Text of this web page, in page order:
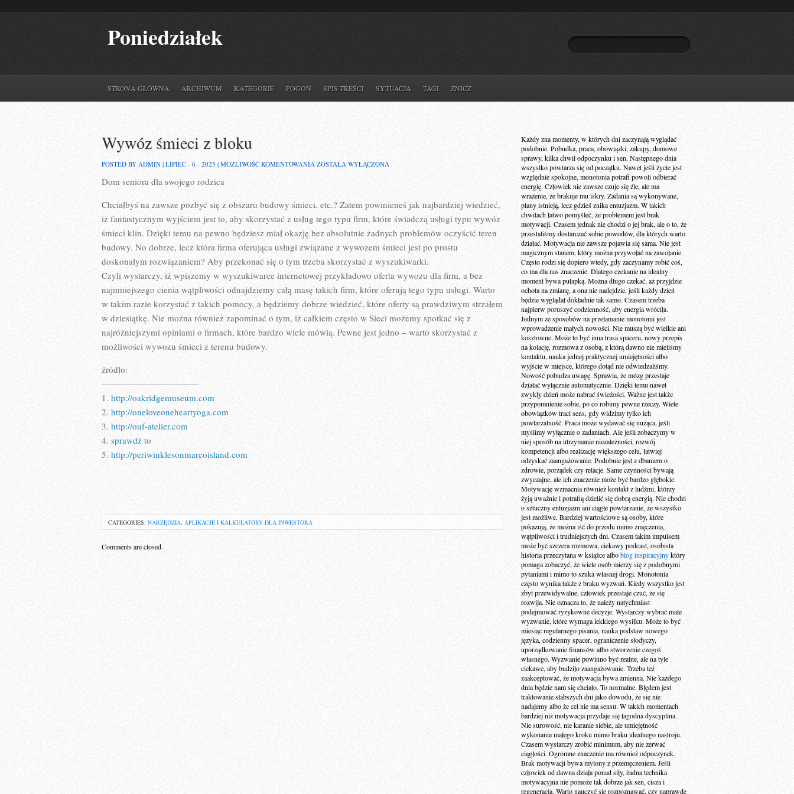
Poniedziałek
STRONA GŁÓWNA ARCHIWUM KATEGORIE POGOŃ SPIS TREŚCI SYTUACJA TAGI ZNICZ
Wywóz śmieci z bloku
POSTED BY ADMIN | LIPIEC - 6 - 2025 | MOŻLIWOŚĆ KOMENTOWANIA WYWÓZ
ZOSTAŁA WYŁĄCZONA
Dom seniora dla swojego rodzica
Chciałbyś na zawsze pozbyć się z obszaru budowy śmieci, etc.? Zatem powinieneś jak najbardziej wiedzieć,
iż fantastycznym wyjściem jest to, aby skorzystać z usług tego typu firm, które świadczą usługi typu wywóz
śmieci klin. Dzięki temu na pewno będziesz miał okazję bez absolutnie żadnych problemów oczyścić teren
budowy. No dobrze, lecz która firma oferująca usługi związane z wywozem śmieci jest po prostu
doskonałym rozwiązaniem? Aby przekonać się o tym trzeba skorzystać z wyszukiwarki.
Czyli wystarczy, iż wpiszemy w wyszukiwarce internetowej przykładowo oferta wywozu dla firm, a bez
najmniejszego cienia wątpliwości odnajdziemy całą masę takich firm, które oferują tego typu usługi. Warto
w takim razie korzystać z takich pomocy, a będziemy dobrze wiedzieć, które oferty są prawdziwym strzałem
w dziesiątkę. Nie można również zapominać o tym, iż całkiem często w Sieci możemy spotkać się z
najróżniejszymi opiniami o firmach, które bardzo wiele mówią. Pewne jest jedno – warto skorzystać z
możliwości wywozu śmieci z terenu budowy.
źródło:
———————————
1. http://oakridgemuseum.com
2. http://oneloveoneheartyoga.com
3. http://ouf-atelier.com
4. sprawdź to
5. http://periwinklesonmarcoisland.com
CATEGORIES: NARZĘDZIA, APLIKACJE I KALKULATORY DLA INWESTORA
Comments are closed.
Każdy zna momenty, w których dni zaczynają wyglądać
podobnie. Pobudka, praca, obowiązki, zakupy, domowe
sprawy, kilka chwil odpoczynku i sen. Następnego dnia
wszystko powtarza się od początku. Nawet jeśli życie jest
względnie spokojne, monotonia potrafi powoli odbierać
energię. Człowiek nie zawsze czuje się źle, ale ma
wrażenie, że brakuje mu iskry. Zadania są wykonywane,
plany istnieją, lecz gdzieś znika entuzjazm. W takich
chwilach łatwo pomyśleć, że problemem jest brak
motywacji. Czasem jednak nie chodzi o jej brak, ale o to, że
przestaliśmy dostarczać sobie powodów, dla których warto
działać. Motywacja nie zawsze pojawia się sama. Nie jest
magicznym stanem, który można przywołać na zawołanie.
Często rodzi się dopiero wtedy, gdy zaczynamy robić coś,
co ma dla nas znaczenie. Dlatego czekanie na idealny
moment bywa pułapką. Można długo czekać, aż przyjdzie
ochota na zmianę, a ona nie nadejdzie, jeśli każdy dzień
będzie wyglądał dokładnie tak samo. Czasem trzeba
najpierw poruszyć codzienność, aby energia wróciła.
Jednym ze sposobów na przełamanie monotonii jest
wprowadzenie małych nowości. Nie muszą być wielkie ani
kosztowne. Może to być inna trasa spaceru, nowy przepis
na kolację, rozmowa z osobą, z którą dawno nie mieliśmy
kontaktu, nauka jednej praktycznej umiejętności albo
wyjście w miejsce, którego dotąd nie odwiedzaliśmy.
Nowość pobudza uwagę. Sprawia, że mózg przestaje
działać wyłącznie automatycznie. Dzięki temu nawet
zwykły dzień może nabrać świeżości. Ważne jest także
przypomnienie sobie, po co robimy pewne rzeczy. Wiele
obowiązków traci sens, gdy widzimy tylko ich
powtarzalność. Praca może wydawać się nużąca, jeśli
myślimy wyłącznie o zadaniach. Ale jeśli zobaczymy w
niej sposób na utrzymanie niezależności, rozwój
kompetencji albo realizację większego celu, łatwiej
odzyskać zaangażowanie. Podobnie jest z dbaniem o
zdrowie, porządek czy relacje. Same czynności bywają
zwyczajne, ale ich znaczenie może być bardzo głębokie.
Motywację wzmacnia również kontakt z ludźmi, którzy
żyją uważnie i potrafią dzielić się dobrą energią. Nie chodzi
o sztuczny entuzjazm ani ciągłe powtarzanie, że wszystko
jest możliwe. Bardziej wartościowe są osoby, które
pokazują, że można iść do przodu mimo zmęczenia,
wątpliwości i trudniejszych dni. Czasem takim impulsem
może być szczera rozmowa, ciekawy podcast, osobista
historia przeczytana w książce alboblog inspiracyjnyktóry
pomaga zobaczyć, że wiele osób mierzy się z podobnymi
pytaniami i mimo to szuka własnej drogi. Monotonia
często wynika także z braku wyzwań. Kiedy wszystko jest
zbyt przewidywalne, człowiek przestaje czuć, że się
rozwija. Nie oznacza to, że należy natychmiast
podejmować ryzykowne decyzje. Wystarczy wybrać małe
wyzwanie, które wymaga lekkiego wysiłku. Może to być
miesiąc regularnego pisania, nauka podstaw nowego
języka, codzienny spacer, ograniczenie słodyczy,
uporządkowanie finansów albo stworzenie czegoś
własnego. Wyzwanie powinno być realne, ale na tyle
ciekawe, aby budziło zaangażowanie. Trzeba też
zaakceptować, że motywacja bywa zmienna. Nie każdego
dnia będzie nam się chciało. To normalne. Błędem jest
traktowanie słabszych dni jako dowodu, że się nie
nadajemy albo że cel nie ma sensu. W takich momentach
bardziej niż motywacja przydaje się łagodna dyscyplina.
Nie surowość, nie karanie siebie, ale umiejętność
wykonania małego kroku mimo braku idealnego nastroju.
Czasem wystarczy zrobić minimum, aby nie zerwać
ciągłości. Ogromne znaczenie ma również odpoczynek.
Brak motywacji bywa mylony z przemęczeniem. Jeśli
człowiek od dawna działa ponad siły, żadna technika
motywacyjna nie pomoże tak dobrze jak sen, cisza i
regeneracja. Warto nauczyć się rozpoznawać, czy naprawdę